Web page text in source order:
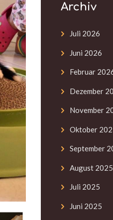
Archiv
Juli 2026
Juni 2026
Februar
Dezember
November
Oktober
September
August 2025
Juli 2025
Juni 2025